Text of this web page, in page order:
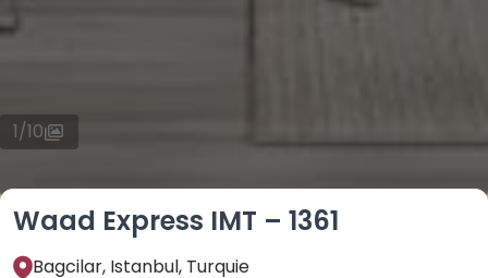
1/10
Waad Express IMT – 1361
Bagcilar, Istanbul, Turquie